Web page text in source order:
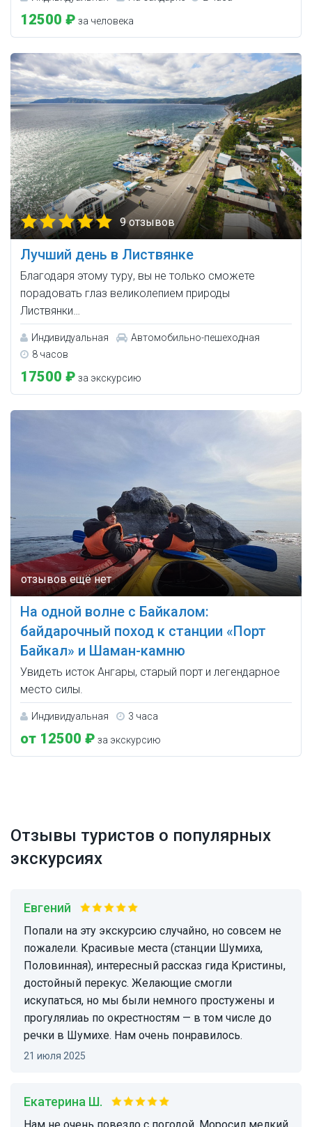
12500 ₽ за человека
9 отзывов
Лучший день в Листвянке
Благодаря этому туру, вы не только сможете
порадовать глаз великолепием природы
Листвянки…
Индивидуальная
Автомобильно-пешеходная
8 часов
17500 ₽ за экскурсию
На одной волне с Байкалом:
байдарочный поход к станции «Порт
Байкал» и Шаман-камню
Увидеть исток Ангары, старый порт и легендарное
место силы.
Индивидуальная 3 часа
от 12500 ₽ за экскурсию
Отзывы туристов о популярных
экскурсиях
Евгений
Попали на эту экскурсию случайно, но совсем не
пожалели. Красивые места (станции Шумиха,
Половинная), интересный рассказ гида Кристины,
достойный перекус. Желающие смогли
искупаться, но мы были немного простужены и
прогулялиаь по окрестностям — в том числе до
речки в Шумихе. Нам очень понравилось.
21 июля 2025
Екатерина Ш.
Нам не очень повезло с погодой. Моросил мелкий